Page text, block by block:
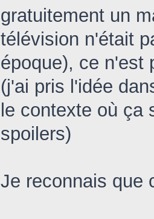
gratuitement un
télévision n'était
époque), ce n'est
(j'ai pris l'idée
le contexte où ça
spoilers)
Je reconnais que